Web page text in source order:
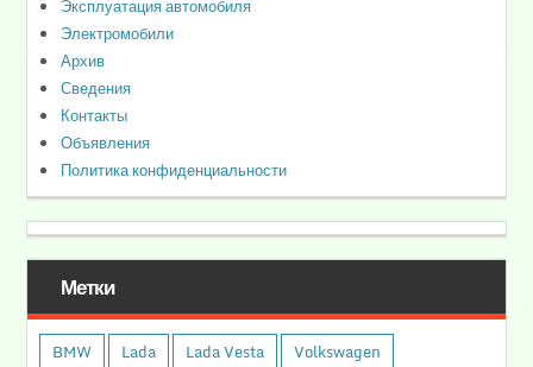
Эксплуатация автомобиля
Электромобили
Архив
Сведения
Контакты
Объявления
Политика конфиденциальности
Метки
BMW Lada Lada Vesta
Volkswagen